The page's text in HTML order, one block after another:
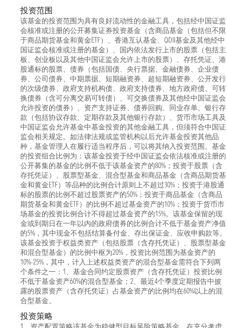
投资范围
该基金的投资范围为具有良好流动性的金融工具，包括经中国证监
会核准或注册的公开募集证券投资基金（含商品基金（包括但不限
于商品期货基金和黄金ETF）、香港互认基金、QDII基金及其他经中
国证监会核准或注册的基金）、国内依法发行上市的股票（包括主
板、创业板以及其他中国证监会允许上市的股票）、存托凭证、港
股通标的股票、债券（包括国债、央行票据、金融债券、企业债
券、公司债券、中期票据、短期融资券、超短期融资券、公开发行
的次级债券、政府支持机构债、政府支持债券、地方政府债、可转
换债券（含可分离交易可转债）、可交换债券及其他经中国证监会
允许投资的债券）、资产支持证券、债券回购、同业存单、银行存
款（包括协议存款、定期存款及其他银行存款）、货币市场工具及
中国证监会允许基金中基金投资的其他金融工具，但须符合中国证
监会相关规定。如法律法规或监管机构以后允许基金投资其他品
种，基金管理人在履行适当程序后，可以将其纳入投资范围。基金
的投资组合比例为：该基金投资于经中国证监会依法核准或注册的
公开募集的基金的比例不低于该基金资产的80%；投资于股票（含
存托凭证）、股票型基金、混合型基金和商品基金（含商品期货基
金和黄金ETF）等品种的比例合计原则上不超过30%；投资于港股通
标的股票的比例不超过股票资产的50%；投资于商品基金（含商品
期货基金和黄金ETF）的比例不超过基金资产的10%；投资于货币市
场基金的投资比例合计不得超过基金资产的15%。该基金保留的现
金或到期日在一年以内的政府债券的比例合计不低于基金资产净值
的5%，其中现金不包括结算备付金、存出保证金、应收申购款等。
该基金投资于权益类资产（包括股票（含存托凭证）、股票型基金
和混合型基金）的比例中枢为20%，投资比例范围为基金资产的
10%-25%，其中，计入上述权益类资产的混合型基金需符合下列两
个条件之一：1、基金合同约定股票资产（含存托凭证）投资比例
不低于基金资产60%的混合型基金；2、最近4个季度定期报告中披
露的股票资产（含存托凭证）占基金资产的比例均在60%以上的混
合型基金。
投资策略